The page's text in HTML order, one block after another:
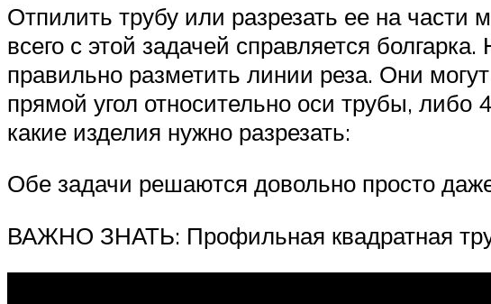
Отпилить трубу или разрезать ее на
всего с этой задачей справляется
правильно разметить линии реза. Они
прямой угол относительно оси трубы, либо
какие изделия нужно разрезать:
Обе задачи решаются довольно просто
ВАЖНО ЗНАТЬ: Профильная квадратная